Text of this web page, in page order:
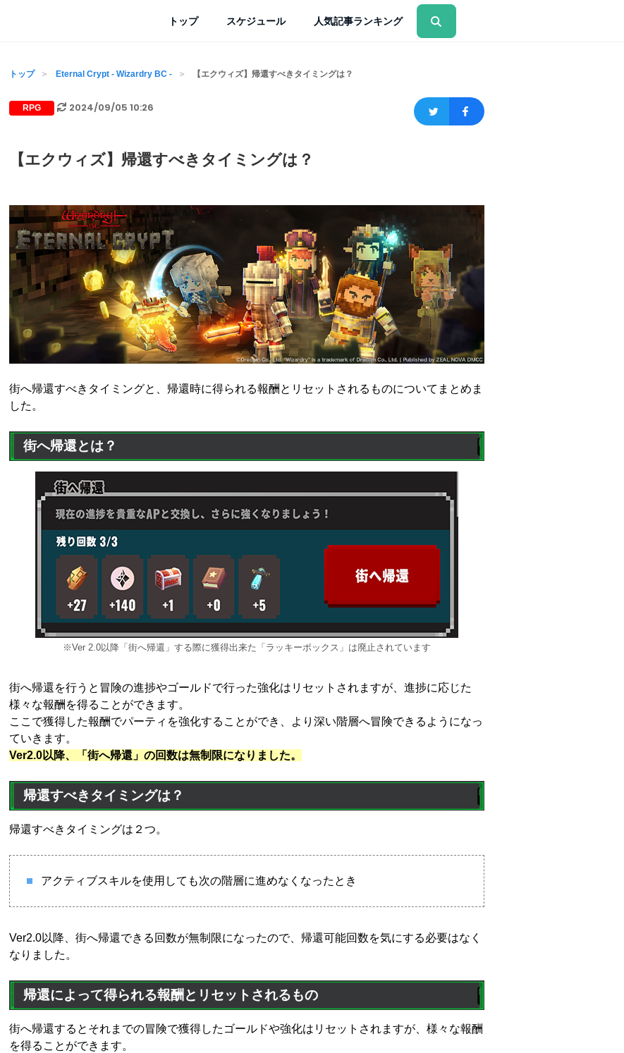
トップ スケジュール 人気記事ランキング
トップ Eternal Crypt - Wizardry BC - 【エクウィズ】帰還すべきタイミングは？
RPG 2024/09/05 10:26
【エクウィズ】帰還すべきタイミングは？
街へ帰還すべきタイミングと、帰還時に得られる報酬とリセットされるものについてまとめま
した。
街へ帰還とは？
※Ver 2.0以降「街へ帰還」する際に獲得出来た「ラッキーボックス」は廃止されています
街へ帰還を行うと冒険の進捗やゴールドで行った強化はリセットされますが、進捗に応じた
様々な報酬を得ることができます。
ここで獲得した報酬でパーティを強化することができ、より深い階層へ冒険できるようになっ
ていきます。
Ver2.0以降、「街へ帰還」の回数は無制限になりました。
帰還すべきタイミングは？
帰還すべきタイミングは２つ。
アクティブスキルを使用しても次の階層に進めなくなったとき
Ver2.0以降、街へ帰還できる回数が無制限になったので、帰還可能回数を気にする必要はなく
なりました。
帰還によって得られる報酬とリセットされるもの
街へ帰還するとそれまでの冒険で獲得したゴールドや強化はリセットされますが、様々な報酬
を得ることができます。